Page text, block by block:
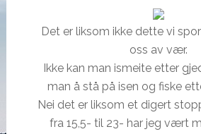
Det er liksom ikke dette vi
oss av vær.
Ikke kan man ismeite etter
man å stå på isen og fiske
Nei det er liksom et digert
fra 15,5- til 23- har jeg vært